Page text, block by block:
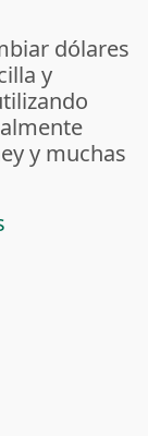
dólares
y
y muchas